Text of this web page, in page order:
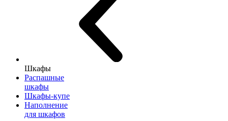
Шкафы
Распашные
шкафы
Шкафы-купе
Наполнение
для шкафов